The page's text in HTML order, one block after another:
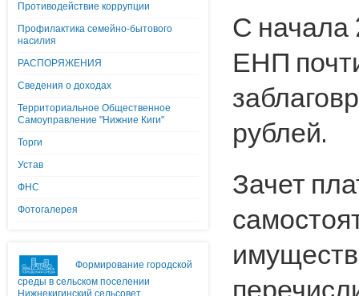
Противодействие коррупции
Профилактика семейно-бытового
насилия
РАСПОРЯЖЕНИЯ
Сведения о доходах
Территориальное Общественное
Самоуправление "Нижние Киги"
Торги
Устав
ФНС
Фотогалерея
Формирование городской
среды в сельском поселении
Нижнекигинский сельсовет
С начала
ЕНП
рублей.
Зачет